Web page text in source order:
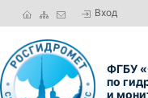
Вход
ФГБУ
по
и